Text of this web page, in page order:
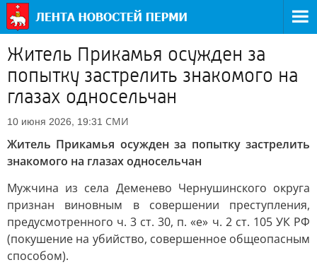
Житель Прикамья осужден за
попытку застрелить знакомого на
глазах односельчан
10 июня 2026, 19:31 СМИ
Житель Прикамья осужден за попытку застрелить
знакомого на глазах односельчан
Мужчина из села Деменево Чернушинского округа
признан виновным в совершении преступления,
предусмотренного ч. 3 ст. 30, п. «е» ч. 2 ст. 105 УК РФ
(покушение на убийство, совершенное общеопасным
способом).